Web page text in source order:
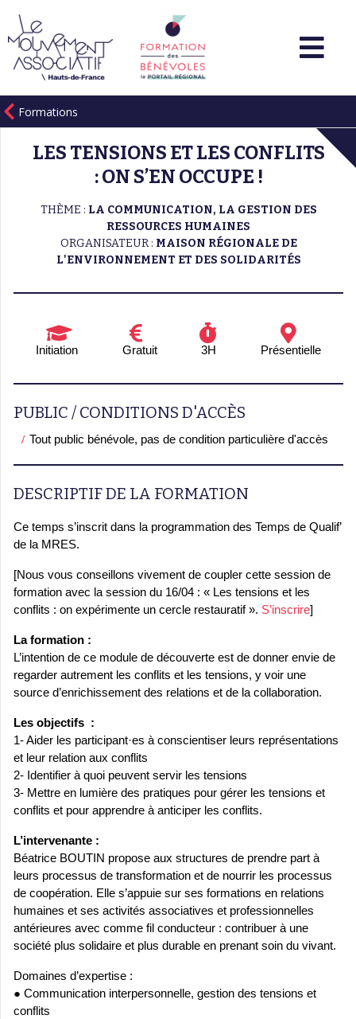
Formations
LES TENSIONS ET LES CONFLITS
: ON S’EN OCCUPE !
THÈME : LA COMMUNICATION, LA GESTION DES
RESSOURCES HUMAINES
ORGANISATEUR : MAISON RÉGIONALE DE
L'ENVIRONNEMENT ET DES SOLIDARITÉS
Initiation Gratuit 3H Présentielle
PUBLIC / CONDITIONS D'ACCÈS
Tout public bénévole, pas de condition particulière d'accès
DESCRIPTIF DE LA FORMATION
Ce temps s’inscrit dans la programmation des Temps de Qualif’
de la MRES.
[Nous vous conseillons vivement de coupler cette session de
formation avec la session du 16/04 : « Les tensions et les
conflits : on expérimente un cercle restauratif ». S’inscrire]
La formation :
L’intention de ce module de découverte est de donner envie de
regarder autrement les conflits et les tensions, y voir une
source d’enrichissement des relations et de la collaboration.
Les objectifs :
1- Aider les participant·es à conscientiser leurs représentations
et leur relation aux conflits
2- Identifier à quoi peuvent servir les tensions
3- Mettre en lumière des pratiques pour gérer les tensions et
conflits et pour apprendre à anticiper les conflits.
L’intervenante :
Béatrice BOUTIN propose aux structures de prendre part à
leurs processus de transformation et de nourrir les processus
de coopération. Elle s’appuie sur ses formations en relations
humaines et ses activités associatives et professionnelles
antérieures avec comme fil conducteur : contribuer à une
société plus solidaire et plus durable en prenant soin du vivant.
Domaines d’expertise :
● Communication interpersonnelle, gestion des tensions et
conflits